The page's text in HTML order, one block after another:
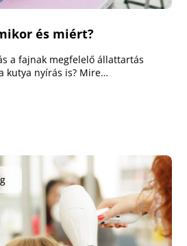
és miért?
a fajnak megfelelő állattartás
kutya nyírás is? Mire…